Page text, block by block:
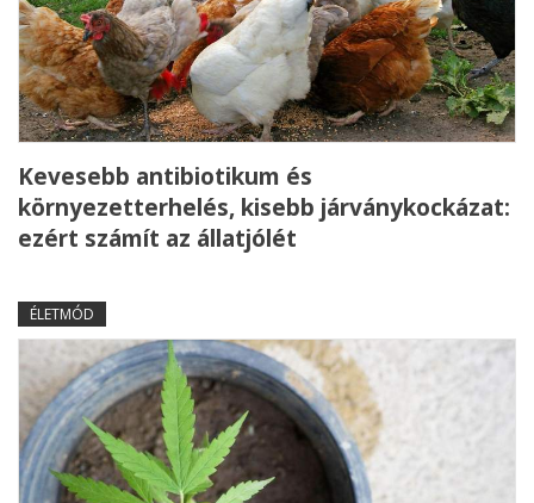
Kevesebb antibiotikum és
környezetterhelés, kisebb járványkockázat:
ezért számít az állatjólét
ÉLETMÓD